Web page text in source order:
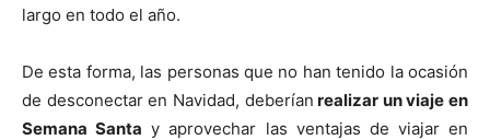
largo en todo el año.
De esta forma, las personas que no han tenido la ocasión
de desconectar en Navidad, deberían realizar un viaje en
Semana Santa y aprovechar las ventajas de viajar en